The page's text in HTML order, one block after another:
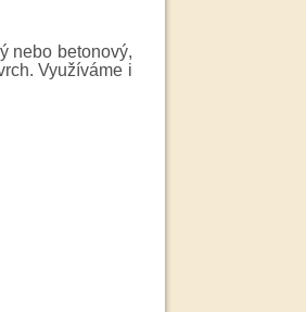
nebo betonový,
Využíváme i